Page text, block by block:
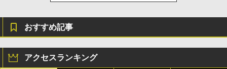
おすすめ記事
アクセスランキング